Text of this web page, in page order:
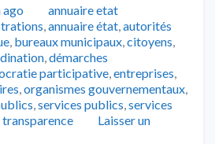
ago Catégories
annuaire etat
,annuaire état,autorités
, bureaux municipaux,citoyens,
,démarches
participative,entreprises,
,organismes gouvernementaux,
,services publics,services
transparence
Laisser un